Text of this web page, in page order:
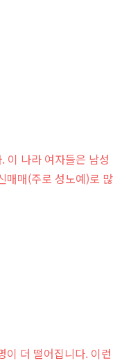
이 나라 여자들은 남성
매매(주로 성노예)로 많
이 더 떨어집니다. 이런